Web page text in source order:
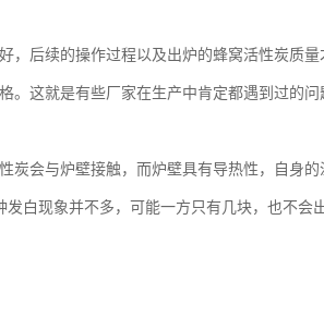
后续的操作过程以及出炉的蜂窝活性炭质量
。这就是有些厂家在生产中肯定都遇到过的
炭会与炉壁接触，而炉壁具有导热性，自身的
白现象并不多，可能一方只有几块，也不会